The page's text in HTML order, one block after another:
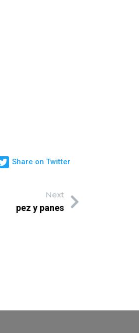
Share on Twitter
Next
pez y panes